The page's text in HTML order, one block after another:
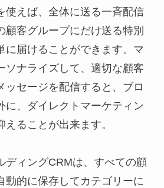
使えば、全体に送る一斉配信
顧客グループにだけ送る特別
に届けることができます。マ
ソナライズして、適切な顧客
ッセージを配信すると、ブロ
に、ダイレクトマーケティン
ることが出来ます。
ディングCRMは、すべての顧
動的に保存してカテゴリーに